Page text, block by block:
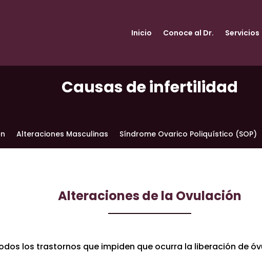
Inicio Conoce al Dr. Servicios
Causas de infertilidad
Alteraciones Masculinas Síndrome Ovarico Poliquístico (SOP)
Alteraciones de la Ovulación
los trastornos que impiden que ocurra la liberación de